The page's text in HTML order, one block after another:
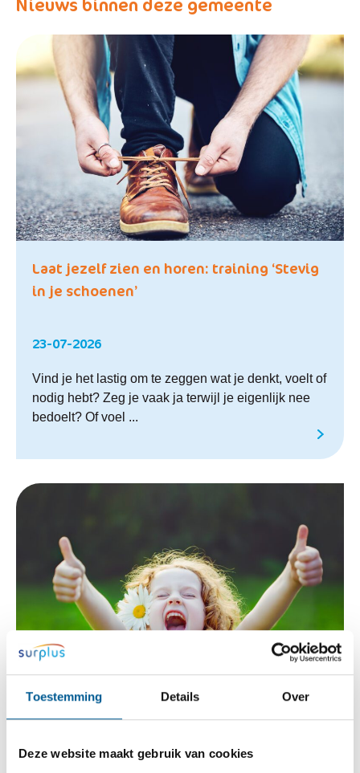
Toestemming Details Over
Deze website maakt gebruik van cookies
Laat jezelf zien en horen: training ‘Stevig
in je schoenen’
23-07-2026
Vind je het lastig om te zeggen wat je denkt, voelt of
nodig hebt? Zeg je vaak ja terwijl je eigenlijk nee
bedoelt? Of voel ...
Gemeenten gaan voor een blijvende
Teams